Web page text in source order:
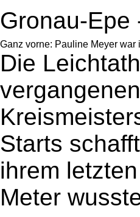
Gronau-Epe
Ganz vorne: Pauline Meyer
Die
Starts
ihrem
Meter